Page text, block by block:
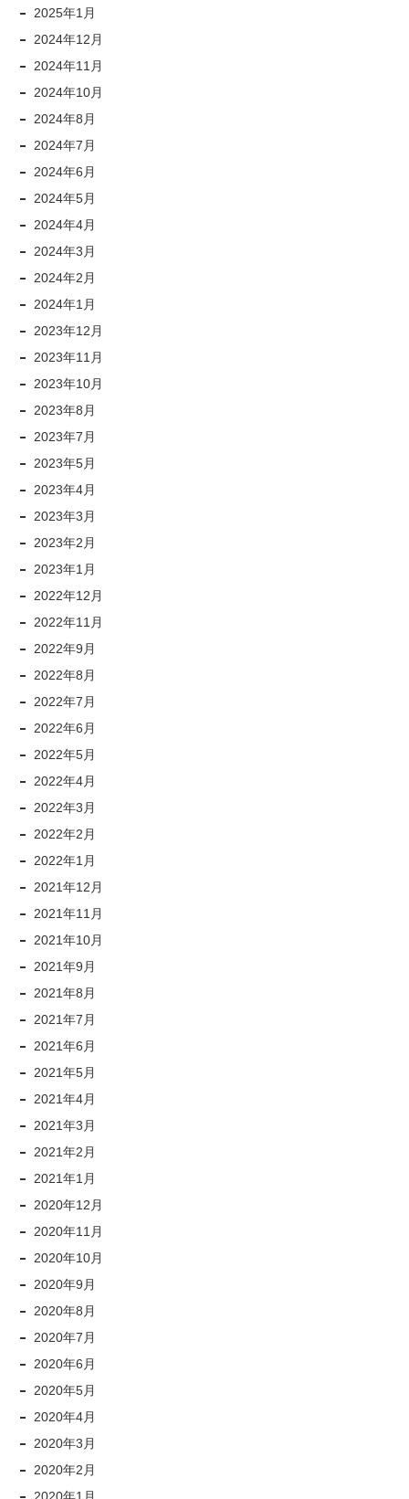
2025年1月
2024年12月
2024年11月
2024年10月
2024年8月
2024年7月
2024年6月
2024年5月
2024年4月
2024年3月
2024年2月
2024年1月
2023年12月
2023年11月
2023年10月
2023年8月
2023年7月
2023年5月
2023年4月
2023年3月
2023年2月
2023年1月
2022年12月
2022年11月
2022年9月
2022年8月
2022年7月
2022年6月
2022年5月
2022年4月
2022年3月
2022年2月
2022年1月
2021年12月
2021年11月
2021年10月
2021年9月
2021年8月
2021年7月
2021年6月
2021年5月
2021年4月
2021年3月
2021年2月
2021年1月
2020年12月
2020年11月
2020年10月
2020年9月
2020年8月
2020年7月
2020年6月
2020年5月
2020年4月
2020年3月
2020年2月
2020年1月